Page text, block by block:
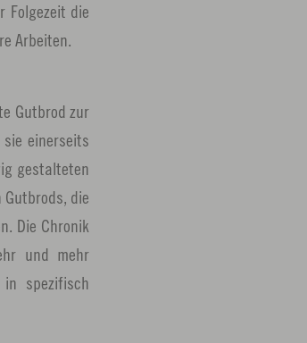
Folgezeit die
Arbeiten.
Gutbrod zur
einerseits
gestalteten
die
Die Chronik
und mehr
spezifisch